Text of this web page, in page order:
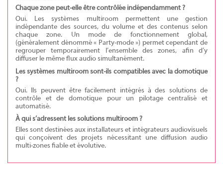
Chaque zone peut-elle être contrôlée indépendamment ?
Oui. Les systèmes multiroom permettent une gestion
indépendante des sources, du volume et des contenus selon
chaque zone. Un mode de fonctionnement global,
(généralement dénommé « Party-mode ») permet cependant de
regrouper temporairement l’ensemble des zones, afin d’y
diffuser le même flux audio simultanément.
Les systèmes multiroom sont-ils compatibles avec la domotique
?
Oui. Ils peuvent être facilement intégrés à des solutions de
contrôle et de domotique pour un pilotage centralisé et
automatisé.
À qui s’adressent les solutions multiroom ?
Elles sont destinées aux installateurs et intégrateurs audiovisuels
qui conçoivent des projets nécessitant une diffusion audio
multi-zones fiable et évolutive.